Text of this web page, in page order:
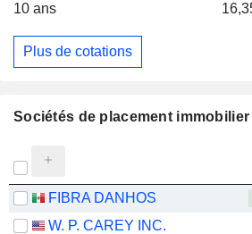
10 ans
Plus de cotations
Sociétés de placement
FIBRA DANHOS
W. P. CAREY INC.